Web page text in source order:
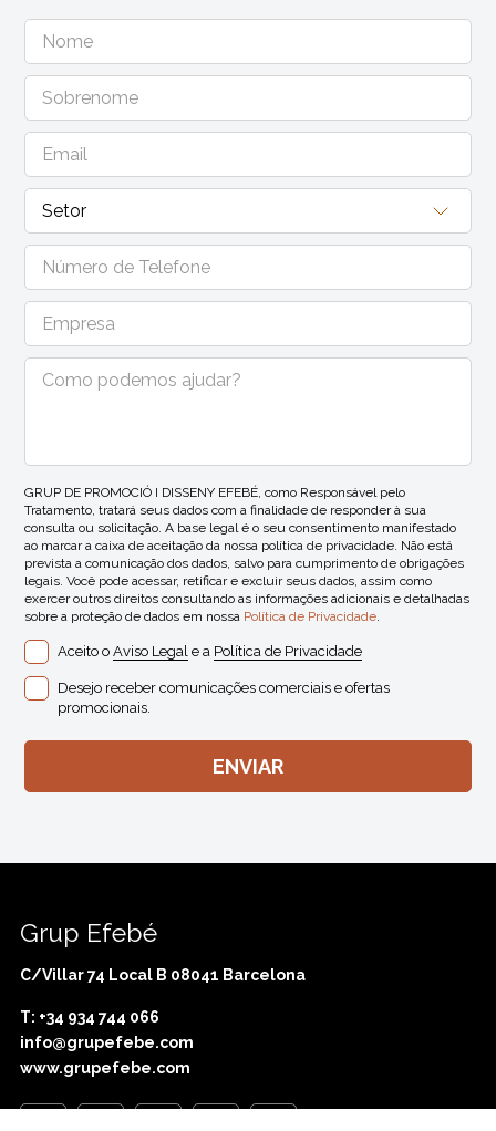
GRUP DE PROMOCIÓ I DISSENY EFEBÉ, como Responsável pelo
Tratamento, tratará seus dados com a finalidade de responder à sua
consulta ou solicitação. A base legal é o seu consentimento manifestado
ao marcar a caixa de aceitação da nossa política de privacidade. Não está
prevista a comunicação dos dados, salvo para cumprimento de obrigações
legais. Você pode acessar, retificar e excluir seus dados, assim como
exercer outros direitos consultando as informações adicionais e detalhadas
sobre a proteção de dados em nossa Política de Privacidade.
Aceito oAviso Legal e a Política de Privacidade
Desejo receber comunicações comerciais e ofertas
promocionais.
Grup Efebé
C/Villar 74 Local B 08041 Barcelona
T: +34 934 744 066
info@grupefebe.com
www.grupefebe.com